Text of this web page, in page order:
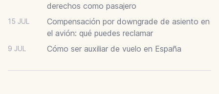
derechos como pasajero
15 JUL
Compensación por downgrade de asiento en
el avión: qué puedes reclamar
9 JUL Cómo ser auxiliar de vuelo en España